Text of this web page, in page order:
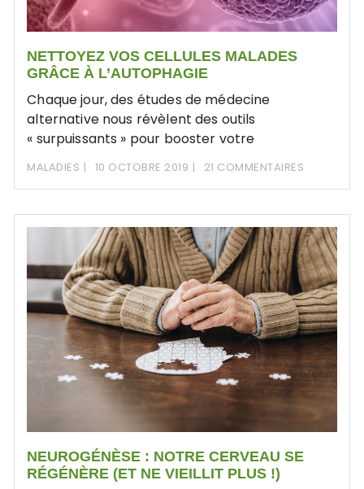
NETTOYEZ VOS CELLULES MALADES
GRÂCE À L’AUTOPHAGIE
Chaque jour, des études de médecine
alternative nous révèlent des outils
« surpuissants » pour booster votre
MALADIES 10 OCTOBRE 2019 21 COMMENTAIRES
NEUROGÉNÈSE : NOTRE CERVEAU SE
RÉGÉNÈRE (ET NE VIEILLIT PLUS !)